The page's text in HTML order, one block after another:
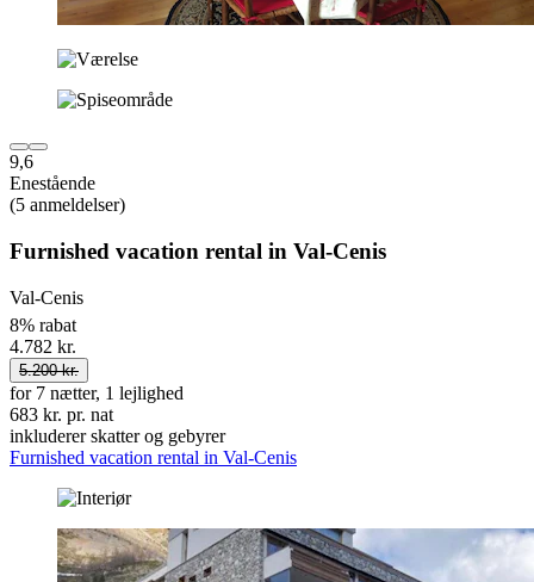
9,6
Enestående
(5 anmeldelser)
Furnished vacation rental in Val-Cenis
Val-Cenis
8% rabat
4.782 kr.
5.200 kr.
for 7 nætter, 1 lejlighed
683 kr. pr. nat
inkluderer skatter og gebyrer
Furnished vacation rental in Val-Cenis